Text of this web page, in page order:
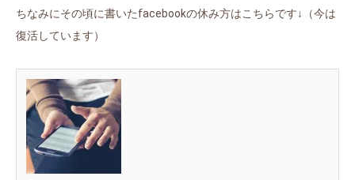
ちなみにその頃に書いたfacebookの休み方はこちらです↓（今は
復活しています）